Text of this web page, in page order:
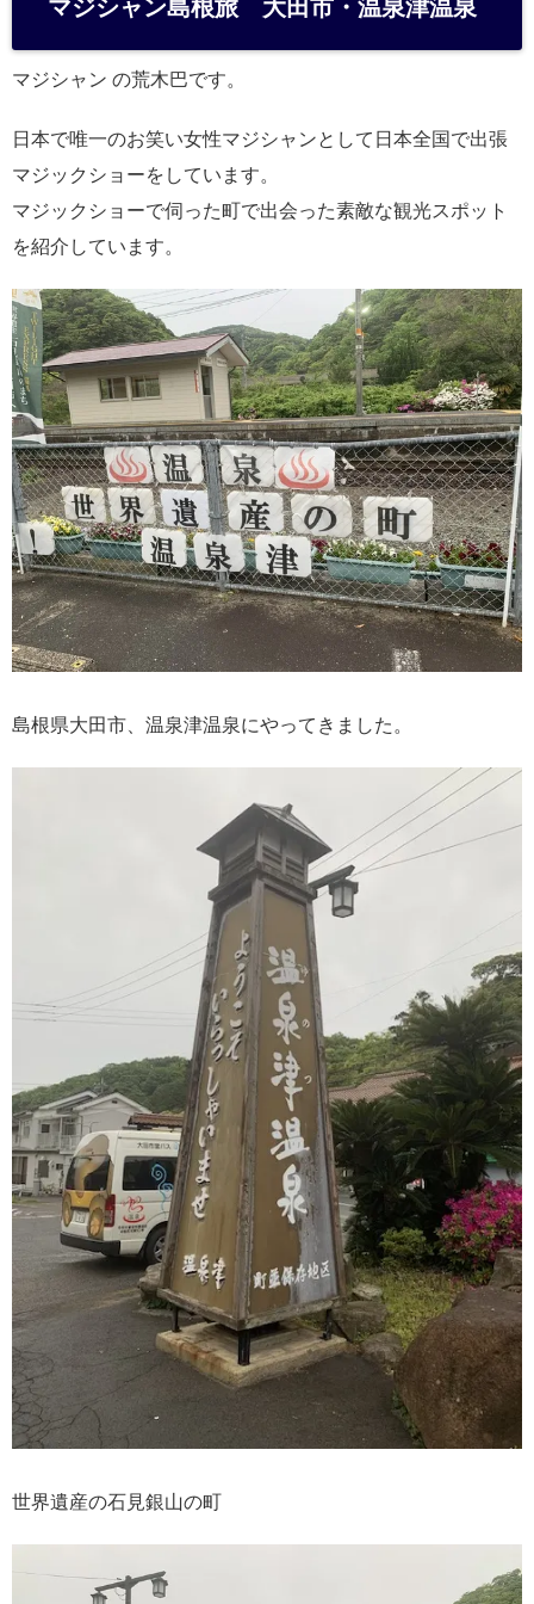
a
マジシャン島根旅 大田市・温泉津温泉
マジシャン の荒木巴です。
日本で唯一のお笑い女性マジシャンとして日本全国で出張
マジックショーをしています。
マジックショーで伺った町で出会った素敵な観光スポット
を紹介しています。
島根県大田市、温泉津温泉にやってきました。
世界遺産の石見銀山の町